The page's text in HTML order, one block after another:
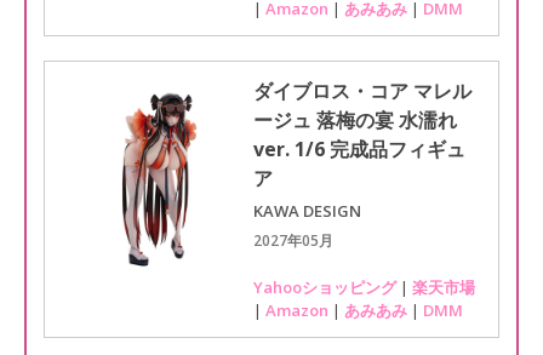
| Amazon | あみあみ | DMM
ダイブロス・コア マレル
ージュ 落梅の宴 水濡れ
ver. 1/6 完成品フィギュ
ア
KAWA DESIGN
2027年05月
Yahooショッピング| 楽天市場
| Amazon | あみあみ | DMM